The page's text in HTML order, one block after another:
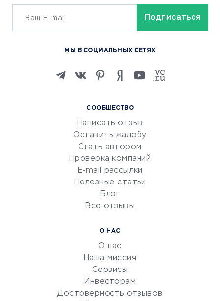
ОБУЧЕНИЕ И РАБОТА
Изучение иностранных
Маркетинг и продажи
Репетиторство
Красота и здоровье
Сервисы по поиску работы
Сетевой маркетинг
УСЛУГИ ДЛЯ БИЗНЕСА
документооборот
СООБЩЕСТВО
Написать отзыв
Оставить жалобу
Стать автором
Проверка компаний
E-mail рассылки
Полезные статьи
Блог
Все отзывы
О НАС
О нас
Наша миссия
Сервисы
Инвесторам
Достоверность отзывов
МЫ В СОЦИАЛЬНЫХ СЕТЯХ